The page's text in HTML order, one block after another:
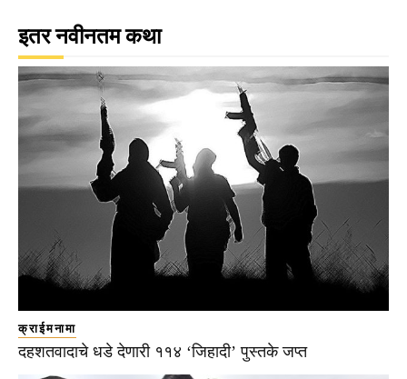
इतर नवीनतम कथा
क्राईमनामा
दहशतवादाचे धडे देणारी ११४ ‘जिहादी’ पुस्तके जप्त